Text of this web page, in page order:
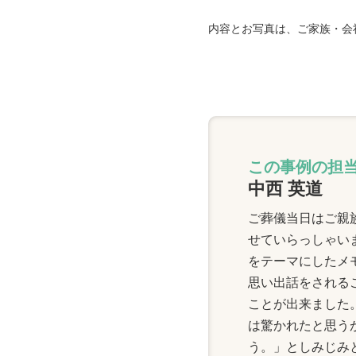
内容とお写真は、ご家族・
この事例の担
中西 英道
ご葬儀当日はご
せていらっしゃい
をテーマにした
思い出話をされる
ことが出来まし
は驚かれたと思う
う。」としみじ